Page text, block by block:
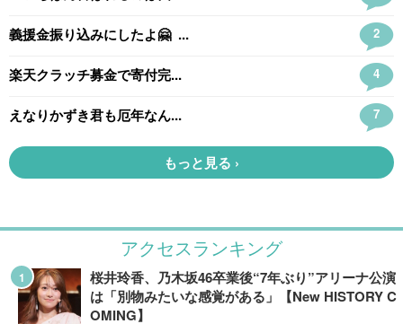
アクセスランキング
桜井玲香、乃木坂46卒業後“7年ぶり”アリーナ公演
は「別物みたいな感覚がある」【New HISTORY C
OMING】